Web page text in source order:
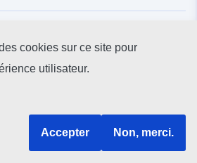
de l’UE
cookies sur ce site pour
utilisateur.
Accepter Non, merci.